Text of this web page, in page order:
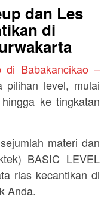
dan Les
di
di Babakancikao –
pilihan level, mulai
ke tingkatan
materi dan
BASIC LEVEL
rias kecantikan di
Anda.